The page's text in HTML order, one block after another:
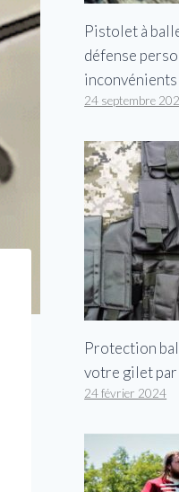
Pistolet à
défense
inconvénients
24 septembre
Protection
votre gilet par
24 février 2024